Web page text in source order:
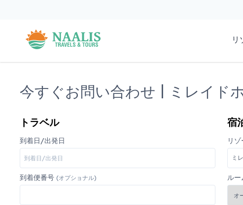
リ
今すぐお問い合わせ | ミレイド
トラベル
到着日/出発日
到着便番号 (オプショナル)
宿
リゾ
ルー